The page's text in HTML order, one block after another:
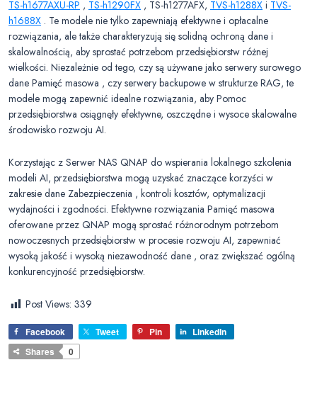
TS-h1677AXU-RP , TS-h1290FX , TS-h1277AFX, TVS-h1288X i TVS-
h1688X . Te modele nie tylko zapewniają efektywne i opłacalne
rozwiązania, ale także charakteryzują się solidną ochroną dane i
skalowalnością, aby sprostać potrzebom przedsiębiorstw różnej
wielkości. Niezależnie od tego, czy są używane jako serwery surowego
dane Pamięć masowa , czy serwery backupowe w strukturze RAG, te
modele mogą zapewnić idealne rozwiązania, aby Pomoc
przedsiębiorstwa osiągnęły efektywne, oszczędne i wysoce skalowalne
środowisko rozwoju AI.
Korzystając z Serwer NAS QNAP do wspierania lokalnego szkolenia
modeli AI, przedsiębiorstwa mogą uzyskać znaczące korzyści w
zakresie dane Zabezpieczenia , kontroli kosztów, optymalizacji
wydajności i zgodności. Efektywne rozwiązania Pamięć masowa
oferowane przez QNAP mogą sprostać różnorodnym potrzebom
nowoczesnych przedsiębiorstw w procesie rozwoju AI, zapewniać
wysoką jakość i wysoką niezawodność dane , oraz zwiększać ogólną
konkurencyjność przedsiębiorstw.
Post Views: 339
Facebook Tweet Pin
LinkedIn
Shares
0